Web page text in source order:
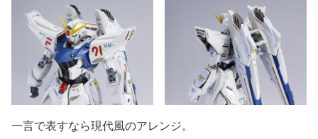
一言で表すなら現代風のアレンジ。